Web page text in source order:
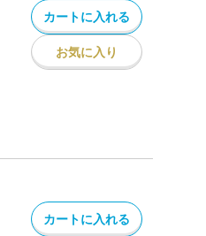
カートに入れる
お気に入り
カートに入れる